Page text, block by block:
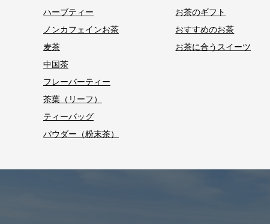
ハーブティー
ノンカフェインお茶
麦茶
中国茶
フレーバーティー
茶葉（リーフ）
ティーバッグ
パウダー（粉末茶）
お茶のギフト
おすすめのお茶
お茶に合うスイーツ